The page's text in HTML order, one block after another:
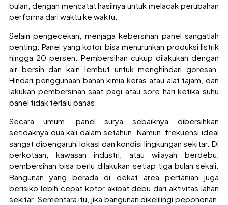
bulan, dengan mencatat hasilnya untuk melacak perubahan
performa dari waktu ke waktu.
Selain pengecekan, menjaga kebersihan panel sangatlah
penting. Panel yang kotor bisa menurunkan produksi listrik
hingga 20 persen. Pembersihan cukup dilakukan dengan
air bersih dan kain lembut untuk menghindari goresan.
Hindari penggunaan bahan kimia keras atau alat tajam, dan
lakukan pembersihan saat pagi atau sore hari ketika suhu
panel tidak terlalu panas.
Secara umum, panel surya sebaiknya dibersihkan
setidaknya dua kali dalam setahun. Namun, frekuensi ideal
sangat dipengaruhi lokasi dan kondisi lingkungan sekitar. Di
perkotaan, kawasan industri, atau wilayah berdebu,
pembersihan bisa perlu dilakukan setiap tiga bulan sekali.
Bangunan yang berada di dekat area pertanian juga
berisiko lebih cepat kotor akibat debu dari aktivitas lahan
sekitar. Sementara itu, jika bangunan dikelilingi pepohonan,